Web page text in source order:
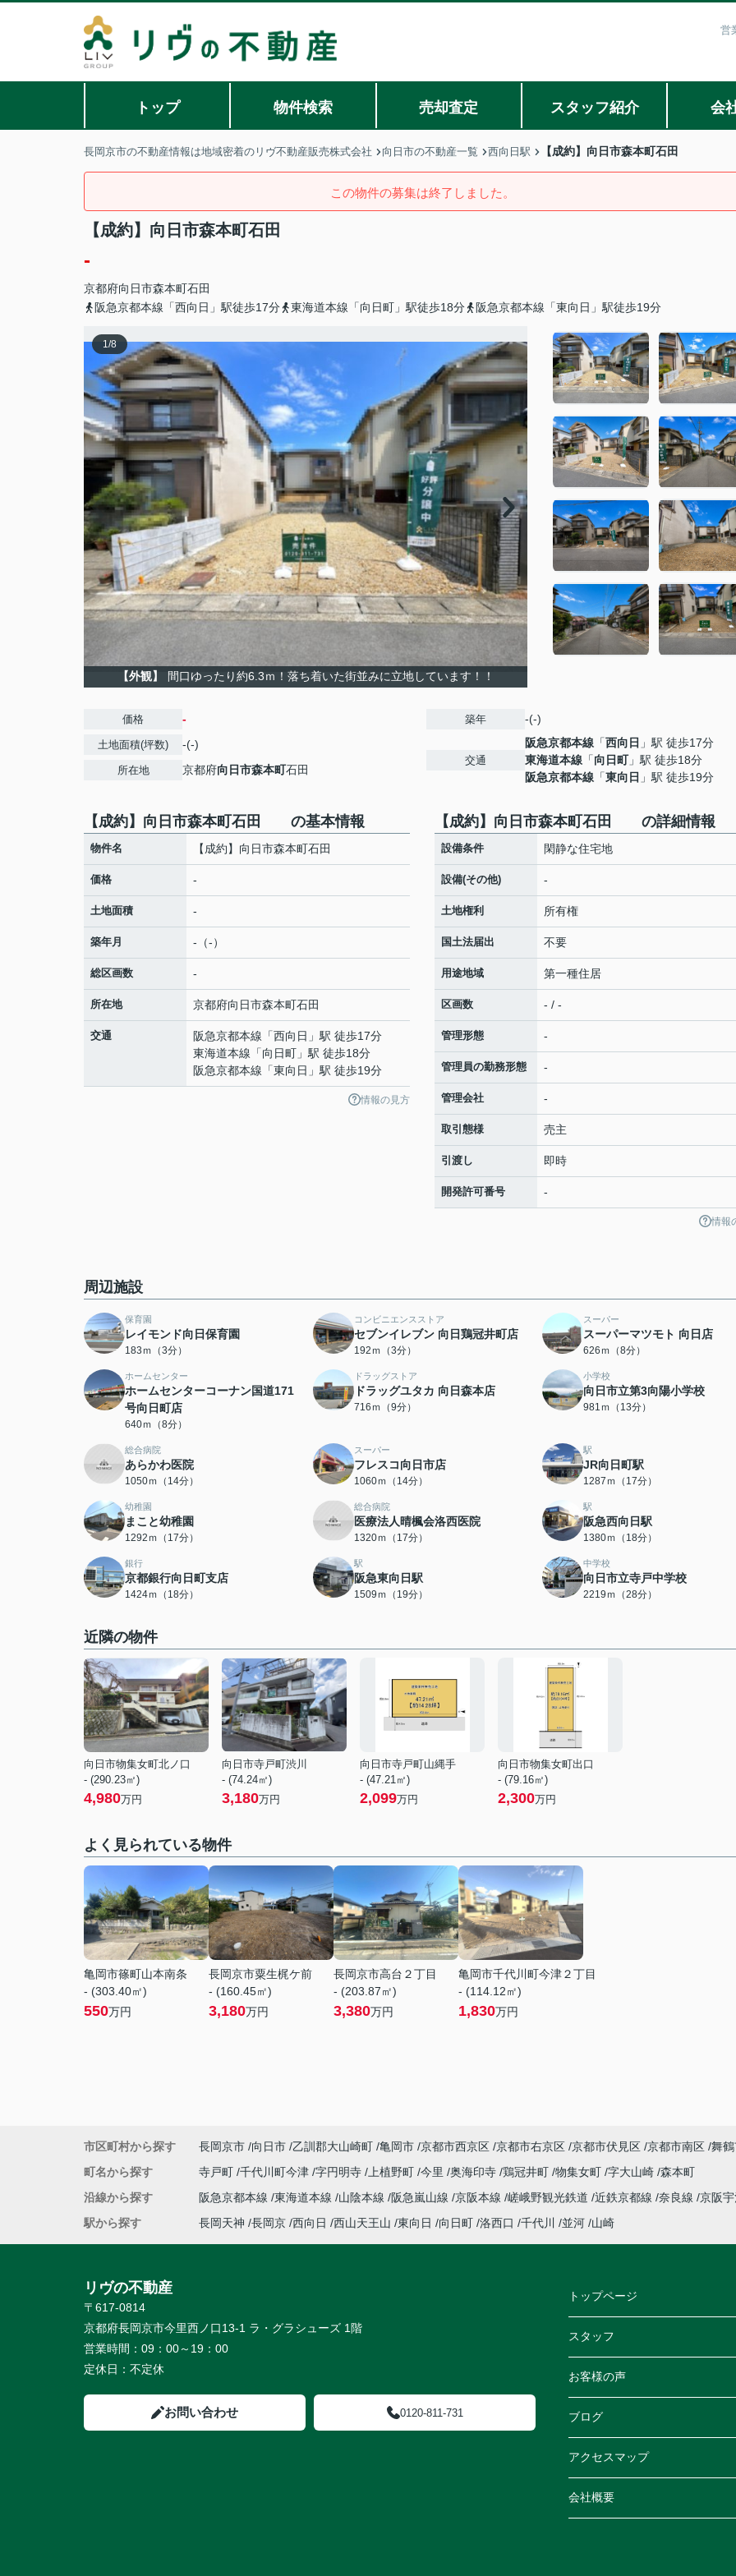
営
トップ 物件検索 売却査定 スタッフ紹介 会
長岡京市の不動産情報は地域密着のリヴ不動産販売株式会社 向日市の不動産一覧 西向日駅 【成約】向日市森本町石田
この物件の募集は終了しました。
【成約】向日市森本町石田
-
京都府向日市森本町石田
阪急京都本線「西向日」駅徒歩17分
東海道本線「向日町」駅徒歩18分 阪急京都本線「東向日」駅徒歩19分
1/8
【外観】 間口ゆったり約6.3ｍ！落ち着いた街並みに立地しています！！
価格 -
土地面積(坪数) -(-)
所在地 京都府向日市森本町石田
築年 -(-)
交通
阪急京都本線 「西向日 」駅 徒歩17分
東海道本線 「向日町」駅 徒歩18分
阪急京都本線 「東向日 」駅 徒歩19分
【成約】向日市森本町石田 の基本情報
物件名 【成約】向日市森本町石田
価格 -
土地面積 -
築年月 -（-）
総区画数 -
所在地 京都府向日市森本町石田
交通 阪急京都本線 「西向日 」駅 徒歩17分
東海道本線 「向日町 」駅 徒歩18分
阪急京都本線 「東向日 」駅 徒歩19分
情報の見方
【成約】向日市森本町石田 の詳細情報
設備条件 閑静な住宅地
設備(その他) -
土地権利 所有権
国土法届出 不要
用途地域 第一種住居
区画数 - / -
管理形態 -
管理員の勤務形態 -
管理会社 -
取引態様 売主
引渡し 即時
開発許可番号 -
情報
周辺施設
保育園
レイモンド向日保育園
183ｍ（3分）
コンビニエンスストア
セブンイレブン 向日鶏冠井町店
192ｍ（3分）
スーパー
スーパーマツモト 向日店
626ｍ（8分）
ホームセンター
ホームセンターコーナン国道171
号向日町店
640ｍ（8分）
ドラッグストア
ドラッグユタカ 向日森本店
716ｍ（9分）
小学校
向日市立第3向陽小学校
981ｍ（13分）
総合病院
あらかわ医院
1050ｍ（14分）
スーパー
フレスコ向日市店
1060ｍ（14分）
駅
JR向日町駅
1287ｍ（17分）
幼稚園
まこと幼稚園
1292ｍ（17分）
総合病院
医療法人晴楓会洛西医院
1320ｍ（17分）
駅
阪急西向日駅
1380ｍ（18分）
銀行
京都銀行向日町支店
1424ｍ（18分）
駅
阪急東向日駅
1509ｍ（19分）
中学校
向日市立寺戸中学校
2219ｍ（28分）
近隣の物件
向日市物集女町北ノ口
- (290.23㎡)
4,980万円
向日市寺戸町渋川
- (74.24㎡)
3,180万円
向日市寺戸町山縄手
- (47.21㎡)
2,099万円
向日市物集女町出口
- (79.16㎡)
2,300万円
よく見られている物件
亀岡市篠町山本南条
- (303.40㎡)
550万円
長岡京市粟生梶ケ前
- (160.45㎡)
3,180万円
長岡京市高台２丁目
- (203.87㎡)
3,380万円
亀岡市千代川町今津２丁目
- (114.12㎡)
1,830万円
市区町村から探す 長岡京市 向日市 乙訓郡大山崎町 亀岡市 京都市西京区 京都市右京区 京都市伏見区 京都市南区 舞
町名から探す
寺戸町 千代川町今津 字円明寺 上植野町 今里 奥海印寺 鶏冠井町 物集女町 字大山崎 森本町
沿線から探す
阪急京都本線 東海道本線 山陰本線 阪急嵐山線 京阪本線 嵯峨野観光鉄道 近鉄京都線 奈良線 京阪
駅から探す
長岡天神 長岡京 西向日 西山天王山 東向日 向日町 洛西口 千代川 並河 山崎
リヴの不動産
〒617-0814
京都府長岡京市今里西ノ口13-1 ラ・グラシューズ 1階
営業時間： 09：00～19：00
定休日： 不定休
お問い合わせ 0120-811-731
トップページ
スタッフ
お客様の声
ブログ
アクセスマップ
会社概要